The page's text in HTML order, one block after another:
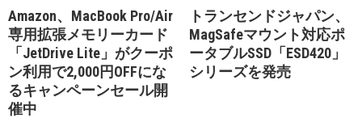
Amazon、MacBook Pro/Air
専用拡張メモリーカード
「JetDrive Lite」がクーポ
ン利用で2,000円OFFにな
るキャンペーンセール開
催中
トランセンドジャパン、
MagSafeマウント対応ポ
ータブルSSD「ESD420」
シリーズを発売